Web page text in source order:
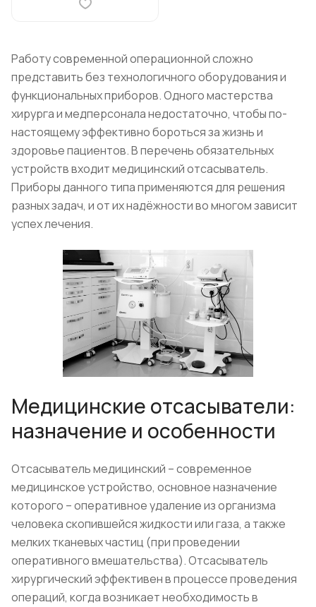
Работу современной операционной сложно
представить без технологичного оборудования и
функциональных приборов. Одного мастерства
хирурга и медперсонала недостаточно, чтобы по-
настоящему эффективно бороться за жизнь и
здоровье пациентов. В перечень обязательных
устройств входит медицинский отсасыватель.
Приборы данного типа применяются для решения
разных задач, и от их надёжности во многом зависит
успех лечения.
Медицинские отсасыватели:
назначение и особенности
Отсасыватель медицинский – современное
медицинское устройство, основное назначение
которого – оперативное удаление из организма
человека скопившейся жидкости или газа, а также
мелких тканевых частиц (при проведении
оперативного вмешательства). Отсасыватель
хирургический эффективен в процессе проведения
операций, когда возникает необходимость в